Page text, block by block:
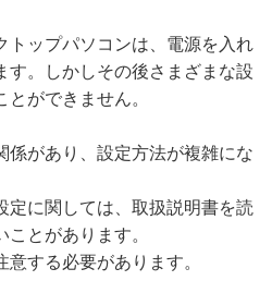
トップパソコンは、電源を入れ
す。しかしその後さまざまな設
ができません。
係があり、設定方法が複雑にな
定に関しては、取扱説明書を読
とがあります。
する必要があります。